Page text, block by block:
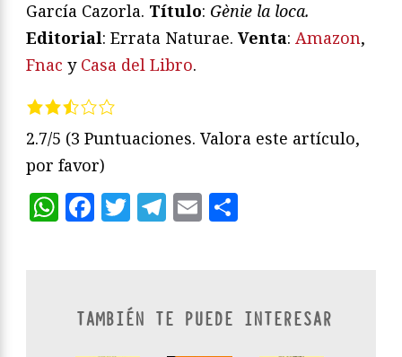
García Cazorla. Título: Gènie la loca.
Editorial: Errata Naturae. Venta: Amazon,
Fnac y Casa del Libro.
2.7/5 (3 Puntuaciones. Valora este artículo,
por favor)
WhatsApp
Facebook
Twitter
Telegram
Email
TAMBIÉN TE PUEDE INTERESAR